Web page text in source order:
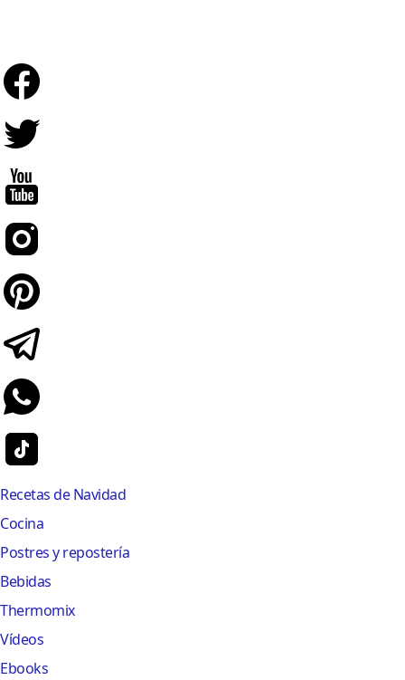
Recetas de Navidad
Cocina
Postres y repostería
Bebidas
Thermomix
Vídeos
Ebooks